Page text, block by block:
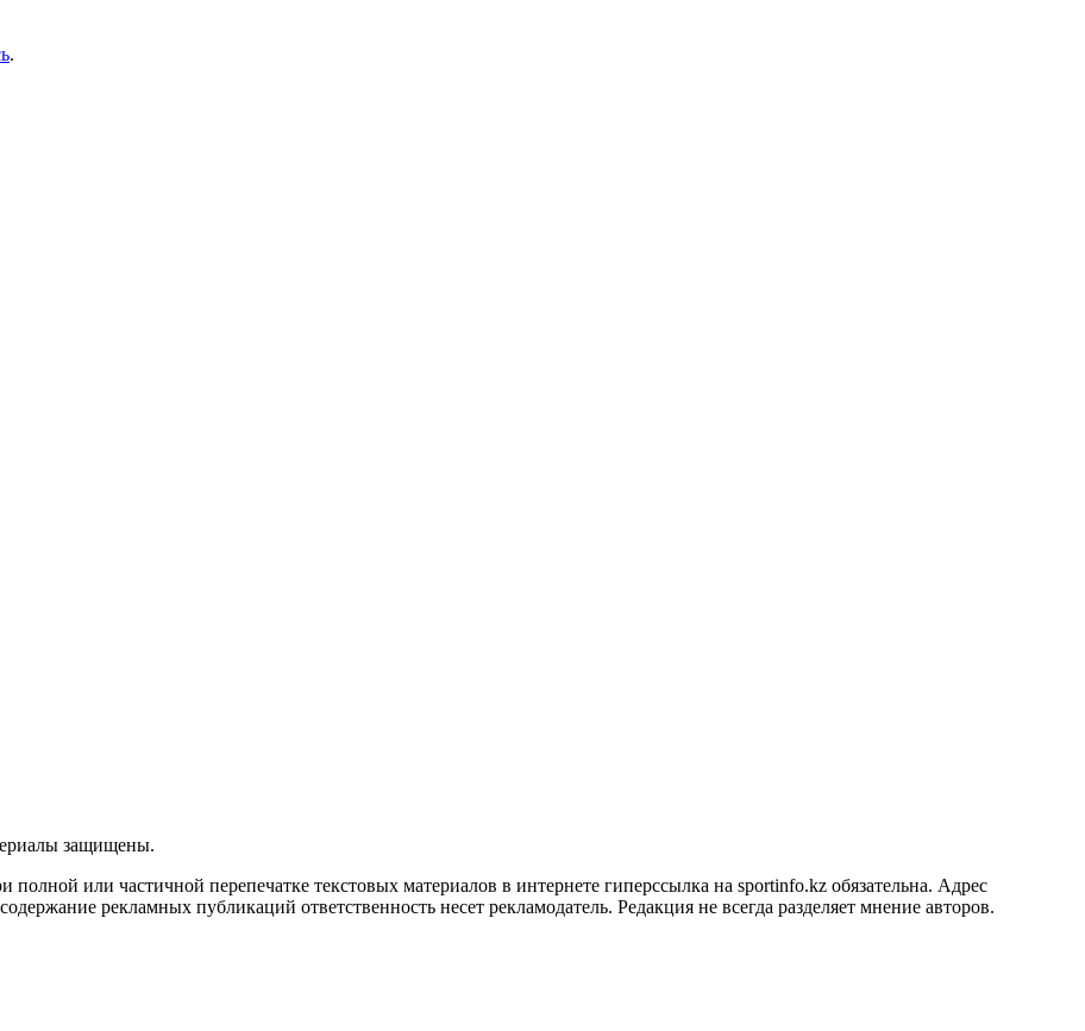
.
защищены.
полной или частичной перепечатке текстовых материалов в интернете гиперссылка на sportinfo.kz обязательна. Адрес
рекламных публикаций ответственность несет рекламодатель. Редакция не всегда разделяет мнение авторов.